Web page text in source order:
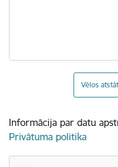
Vēlos
Informācija par datu
Privātuma politika